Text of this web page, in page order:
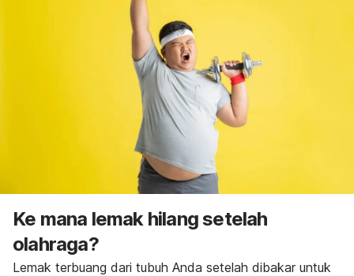
Ke mana lemak hilang setelah
olahraga?
Lemak terbuang dari tubuh Anda setelah dibakar untuk